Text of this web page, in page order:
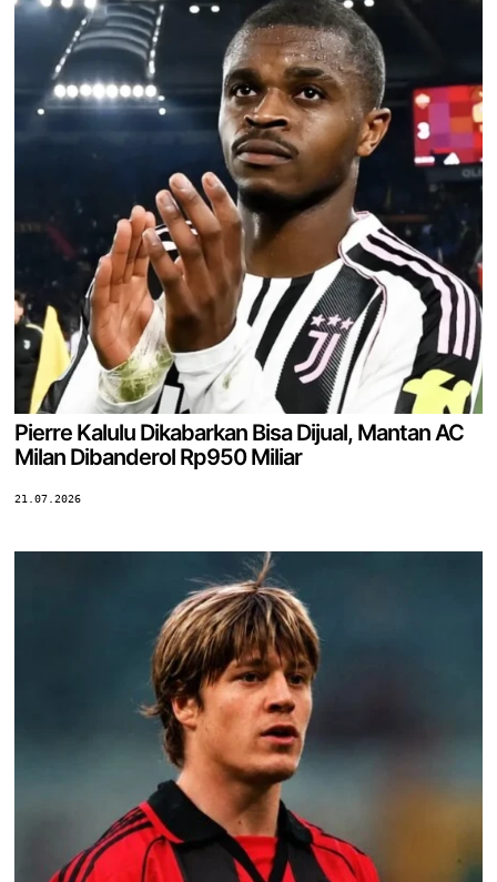
Pierre Kalulu Dikabarkan Bisa Dijual, Mantan AC
Milan Dibanderol Rp950 Miliar
21.07.2026